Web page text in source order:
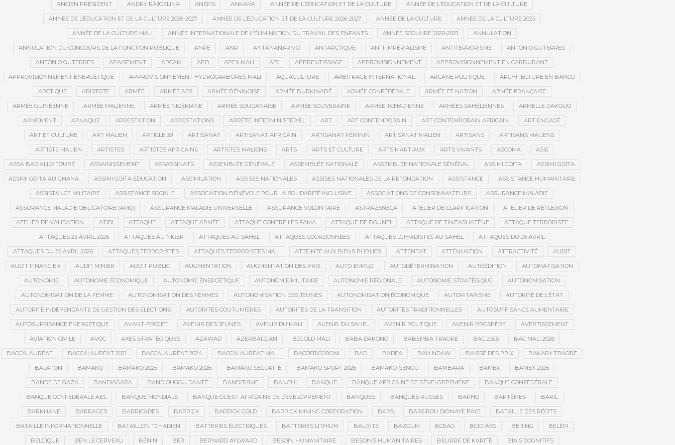
ANCIEN PRÉSIDENT ANDRY RAJOELINA ANÉFIS ANKARA ANNÉE DE L’ÉDUCATION ET DE LA CULTURE ANNÉE DE L’ÉDUCATION ET DE LA CULTURE
ANNÉE DE L’ÉDUCATION ET DE LA CULTURE 2026-2027 ANNÉE DE L’ÉDUCATION ET DE LA CULTURE 2026-2027 ANNÉE DE LA CULTURE ANNÉE DE LA CULTURE 2025
ANNÉE DE LA CULTURE MALI ANNÉE INTERNATIONALE DE L'ÉLIMINATION DU TRAVAIL DES ENFANTS ANNÉE SCOLAIRE 2020-2021 ANNULATION
ANNULATION DU CONCOURS DE LA FONCTION PUBLIQUE ANPE ANR ANTANANARIVO ANTARCTIQUE ANTI-IMPÉRIALISME ANTITERRORISME ANTONIO GUTERRES
ANTÓNIO GUTERRES APAISEMENT APCAM APD APEX MALI APJ APPRENTISSAGE APPROVISIONNEMENT APPROVISIONNEMENT EN CARBURANT
APPROVISIONNEMENT ÉNERGÉTIQUE APPROVISIONNEMENT HYDROCARBURES MALI AQUACULTURE ARBITRAGE INTERNATIONAL ARCANE POLITIQUE ARCHITECTURE EN BANCO
ARCTIQUE ARISTOTE ARMÉE ARMÉE AES ARMÉE BÉNINOISE ARMÉE BURKINABÉ ARMÉE CONFÉDÉRALE ARMÉE ET NATION ARMÉE FRANÇAISE
ARMÉE GUINÉENNE ARMÉE MALIENNE ARMÉE NIGÉRIANE ARMÉE SOUDANAISE ARMÉE SOUVERAINE ARMÉE TCHADIENNE ARMÉES SAHÉLIENNES ARMELLE DAKOUO
ARMEMENT ARNAQUE ARRESTATION ARRESTATIONS ARRÊTÉ INTERMINISTÉRIEL ART ART CONTEMPORAIN ART CONTEMPORAIN AFRICAIN ART ENGAGÉ
ART ET CULTURE ART MALIEN ARTICLE 39 ARTISANAT ARTISANAT AFRICAIN ARTISANAT FÉMININ ARTISANAT MALIEN ARTISANS ARTISANS MALIENS
ARTISTE MALIEN ARTISTES ARTISTES AFRICAINS ARTISTES MALIENS ARTS ARTS ET CULTURE ARTS MARTIAUX ARTS VIVANTS ASCOMA ASIE
ASSA BADIALLO TOURÉ ASSAINISSEMENT ASSASSINATS ASSEMBLÉE GÉNÉRALE ASSEMBLÉE NATIONALE ASSEMBLÉE NATIONALE SÉNÉGAL ASSIMI GOITA ASSIMI GOÏTA
ASSIMI GOITA AU GHANA ASSIMI GOÏTA ÉDUCATION ASSIMILATION ASSISES NATIONALES ASSISES NATIONALES DE LA REFONDATION ASSISTANCE ASSISTANCE HUMANITAIRE
ASSISTANCE MILITAIRE ASSISTANCE SOCIALE ASSOCIATION BÉNÉVOLE POUR LA SOLIDARITÉ INCLUSIVE ASSOCIATIONS DE CONSOMMATEURS ASSURANCE MALADIE
ASSURANCE MALADIE OBLIGATOIRE (AMO) ASSURANCE MALADIE UNIVERSELLE ASSURANCE VOLONTAIRE ASTRAZENECA ATELIER DE CLARIFICATION ATELIER DE RÉFLEXION
ATELIER DE VALIDATION ATIDI ATTAQUE ATTAQUE ARMÉE ATTAQUE CONTRE LES FAMA ATTAQUE DE BOUNTI ATTAQUE DE TINZAOUATÈNE ATTAQUE TERRORISTE
ATTAQUES 25 AVRIL 2026 ATTAQUES AU NIGER ATTAQUES AU SAHEL ATTAQUES COORDONNÉES ATTAQUES DJIHADISTES AU SAHEL ATTAQUES DU 25 AVRIL
ATTAQUES DU 25 AVRIL 2026 ATTAQUES TERRORISTES ATTAQUES TERRORISTES MALI ATTEINTE AUX BIENS PUBLICS ATTENTAT ATTÉNUATION ATTRACTIVITÉ AUDIT
AUDIT FINANCIER AUDIT MINIER AUDIT PUBLIC AUGMENTATION AUGMENTATION DES PRIX AUTO-EMPLOI AUTODÉTERMINATION AUTOÉDITION AUTOMATISATION
AUTONOMIE AUTONOMIE ÉCONOMIQUE AUTONOMIE ÉNERGÉTIQUE AUTONOMIE MILITAIRE AUTONOMIE RÉGIONALE AUTONOMIE STRATÉGIQUE AUTONOMISATION
AUTONOMISATION DE LA FEMME AUTONOMISATION DES FEMMES AUTONOMISATION DES JEUNES AUTONOMISATION ÉCONOMIQUE AUTORITARISME AUTORITÉ DE L’ÉTAT
AUTORITÉ INDÉPENDANTE DE GESTION DES ÉLECTIONS AUTORITÉS COUTUMIÈRES AUTORITÉS DE LA TRANSITION AUTORITÉS TRADITIONNELLES AUTOSUFFISANCE ALIMENTAIRE
AUTOSUFFISANCE ÉNERGÉTIQUE AVANT-PROJET AVENIR DES JEUNES AVENIR DU MALI AVENIR DU SAHEL AVENIR POLITIQUE AVENIR PROSPÈRE AVERTISSEMENT
AVIATION CIVILE AVOC AXES STRATÉGIQUES AZAWAD AZERBAÏDJAN B2GOLD MALI BABA DAKONO BABEMBA TRAORÉ BAC 2026 BAC MALI 2026
BACCALAURÉAT BACCALAURÉAT 2021 BACCALAURÉAT 2024 BACCALAURÉAT MALI BACODJICORONI BAD BADEA BAH NDAW BAISSE DES PRIX BAKARY TRAORÉ
BALAFON BAMAKO BAMAKO 2025 BAMAKO 2026 BAMAKO SÉCURITÉ BAMAKO SPORT 2026 BAMAKO-SÉNOU BAMBARA BAMEX BAMEX 2025
BANDE DE GAZA BANDIAGARA BANDIOUGOU DANTÉ BANDITISME BANGUI BANQUE BANQUE AFRICAINE DE DÉVELOPPEMENT BANQUE CONFÉDÉRALE
BANQUE CONFÉDÉRALE AES BANQUE MONDIALE BANQUE OUEST-AFRICAINE DE DÉVELOPPEMENT BANQUES BANQUES RUSSES BAPHO BAPTÊMES BARIL
BARKHANE BARRAGES BARRICADES BARRICK BARRICK GOLD BARRICK MINING CORPORATION BARS BASSIROU DIOMAYE FAYE BATAILLE DES RÉCITS
BATAILLE INFORMATIONNELLE BATAILLON TCHADIEN BATTERIES ÉLECTRIQUES BATTERIES LITHIUM BAUXITE BAZOUM BCEAO BCID-AES BEIJING BELÉM
BELGIQUE BEN LE CERVEAU BÉNIN BER BERNARD AYLWARD BESOIN HUMANITAIRE BESOINS HUMANITAIRES BEURRE DE KARITÉ BIAIS COGNITIFS